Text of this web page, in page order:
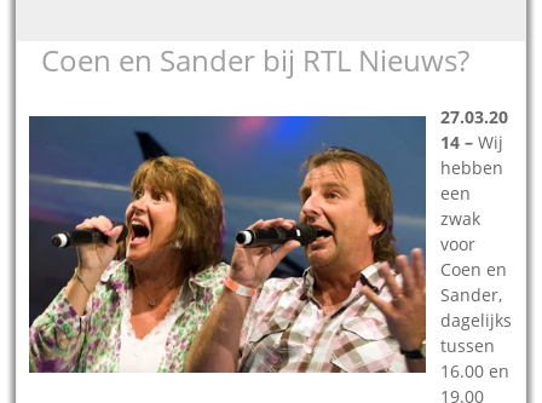
Coen en Sander bij RTL Nieuws?
27.03.20
14 – Wij
hebben
een
zwak
voor
Coen en
Sander,
dagelijks
tussen
16.00 en
19.00